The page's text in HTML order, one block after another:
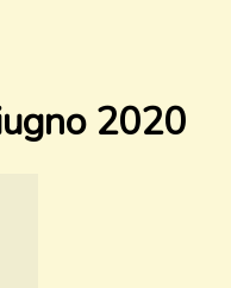
2020